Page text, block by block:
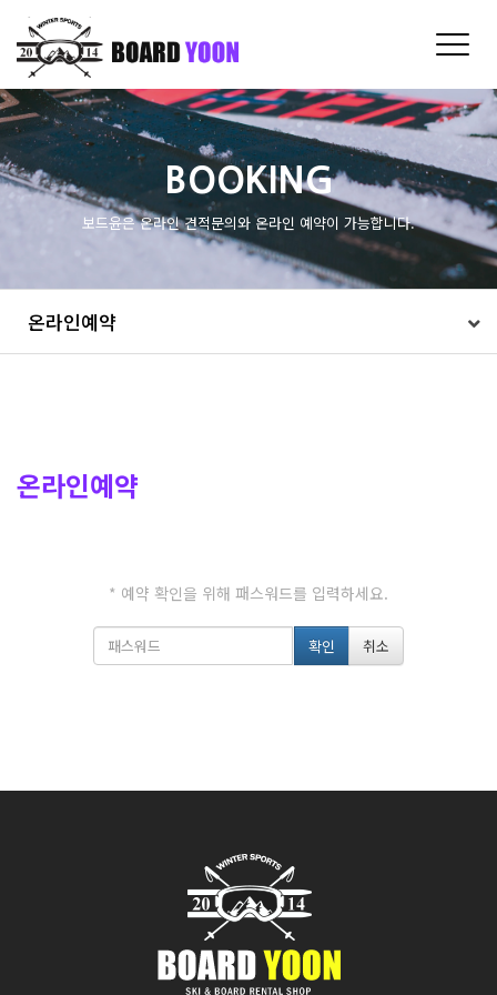
Toggle
BOOKING
보드윤은 온라인 견적문의와 온라인 예약이 가능합니다.
온라인예약
온라인예약
* 예약 확인을 위해 패스워드를 입력하세요.
확인 취소